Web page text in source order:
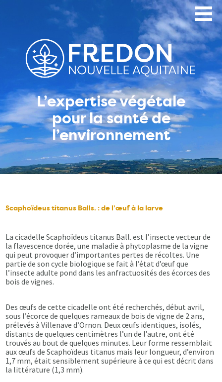
L’expertise végétale
pour la santé de
l’environnement
Scaphoïdeus titanus Balls. : de l’œuf à la larve
La cicadelle Scaphoïdeus titanus Ball. est l’insecte vecteur de
la flavescence dorée, une maladie à phytoplasme de la vigne
qui peut provoquer d’importantes pertes de récoltes. Une
partie de son cycle biologique se fait à l’état d’œuf que
l’insecte adulte pond dans les anfractuosités des écorces des
bois de vignes.
Des œufs de cette cicadelle ont été recherchés, début avril,
sous l’écorce de quelques rameaux de bois de vigne de 2 ans,
prélevés à Villenave d’Ornon. Deux œufs identiques, isolés,
distants de quelques centimètres l’un de l’autre, ont été
trouvés au bout de quelques minutes. Leur forme ressemblait
aux œufs de Scaphoïdeus titanus mais leur longueur, d’environ
1,7 mm, était sensiblement supérieure à ce qui est décrit dans
la littérature (1,3 mm).